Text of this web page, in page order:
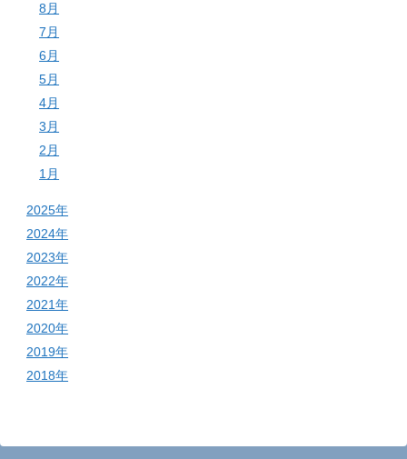
8月
7月
6月
5月
4月
3月
2月
1月
2025年
2024年
2023年
2022年
2021年
2020年
2019年
2018年